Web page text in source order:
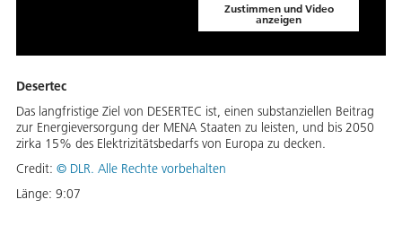
Zustimmen und Video
anzeigen
Desertec
Das langfristige Ziel von DESERTEC ist, einen substanziellen Beitrag
zur Energieversorgung der MENA Staaten zu leisten, und bis 2050
zirka 15% des Elektrizitätsbedarfs von Europa zu decken.
Credit: © DLR. Alle Rechte vorbehalten
Länge: 9:07